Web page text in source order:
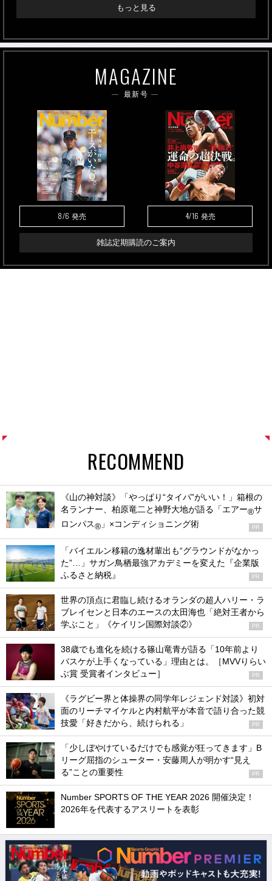
もっと見る
MAGAZINE
最新号
8/6 発売 4/16 発売
雑誌定期購読のご案内
RECOMMEND
《山の神対談》「やっぱり“タイパ”がいい！」箱根の
名ランナー、柏原竜二と神野大地が語る「エアー®サ
ロンパス® 」×コンディショニング術 PR
「バイエルン移籍の逸材輩出も“グラウンドがなかっ
た”…」サガン鳥栖最強アカデミーを変えた『企業版
ふるさと納税』
PR
世界の頂点に君臨し続けるオランダの超人ハリー・ラ
ブレイセンと日本のエースの太田海也「絶対王者から
学ぶこと」《ケイリン国際対談②》
PR
38歳でも進化を続ける篠山竜青が語る「10年前より
バスケが上手くなっている」理由とは。［MVVりらい
ぶ賞 受賞者インタビュー］
PR
《ラグビー界と体操界の同学年レジェンド対談》初対
面のリーチマイケルと内村航平が本音で語り合った競
技愛「好きだから、続けられる」
PR
「少しぼやけているだけでも感覚が狂ってきます」B
リーグ屈指のシューター・安藤周人が明かす“見え
る”ことの重要性
PR
Number SPORTS OF THE YEAR 2026 開催決定！
2026年を代表するアスリートを表彰